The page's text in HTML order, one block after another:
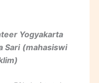
Yogyakarta
Sari (mahasiswi